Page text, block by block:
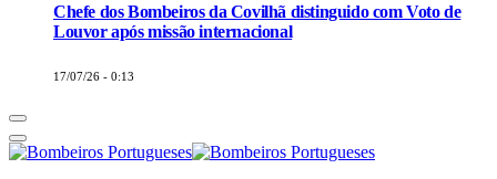
Chefe dos Bombeiros da Covilhã distinguido com Voto de
Louvor após missão internacional
17/07/26 - 0:13